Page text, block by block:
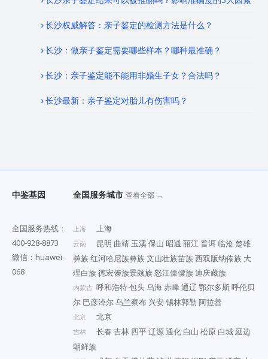
长沙权威解答：亲子鉴定的检测方法是什么？
长沙：做亲子鉴定需要哪些样本？哪种最准确？
长沙：亲子鉴定能不能用非婚生子女？合法吗？
长沙最新：亲子鉴定对胎儿有伤害吗？
中鉴基因
全国服务热线：
400-928-8873
微信：huawei-
068
全国服务城市 查看全部 →
上海 上海
云南 昆明 曲靖 玉溪保山 昭通 丽江普洱临沧楚雄
彝族红河哈尼族彝族文山壮族苗族西双版纳傣族 大
理白族德宏傣族景颇族怒江傈僳族迪庆藏族
内蒙古 呼和浩特包头乌海赤峰通辽 鄂尔多斯呼伦贝
尔 巴彦淖尔乌兰察布 兴安锡林郭勒 阿拉善
北京 北京
吉林 长春 吉林 四平辽源通化 白山 松原 白城延边
朝鲜族